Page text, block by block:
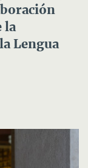
la
Lengua